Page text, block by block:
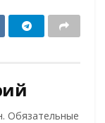
Обязательные